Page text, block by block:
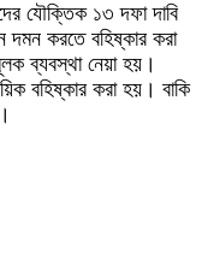
যৌক্তিক ১৩ দফা দাবি
দমন করতে বহিষ্কার করা
ব্যবস্থা নেয়া হয়।
বহিষ্কার করা হয়। বাকি